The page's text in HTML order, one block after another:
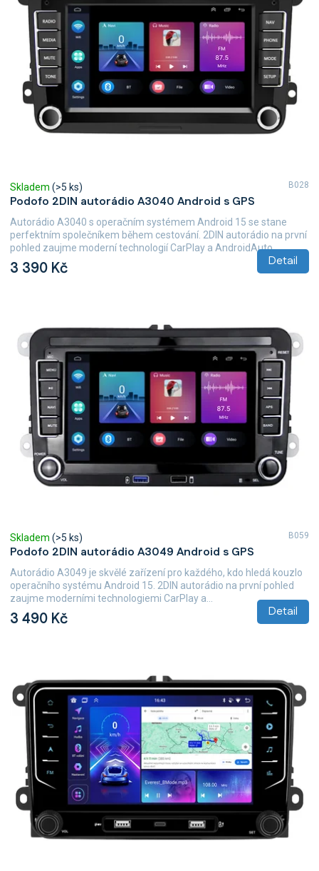
Podofo 2DIN autorádio A3040 Android s GPS
Skladem (>5 ks)
3 390 Kč Detail
Autorádio A3040 s operačním systémem Android 15 se stane
perfektním společníkem během cestování. 2DIN autorádio na první
pohled zaujme moderní technologií CarPlay a AndroidAuto,...
B028
Podofo 2DIN autorádio A3049 Android s GPS
Skladem (>5 ks)
3 490 Kč Detail
Autorádio A3049 je skvělé zařízení pro každého, kdo hledá kouzlo
operačního systému Android 15. 2DIN autorádio na první pohled
zaujme moderními technologiemi CarPlay a...
B059